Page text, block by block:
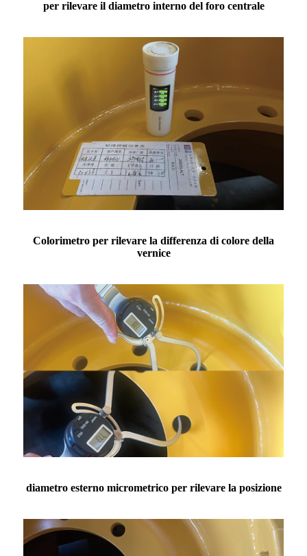
per rilevare il diametro interno del foro centrale
Colorimetro per rilevare la differenza di colore della
vernice
diametro esterno micrometrico per rilevare la posizione